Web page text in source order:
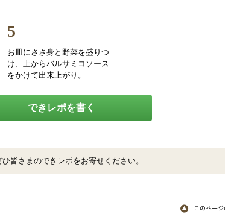
5
お皿にささ身と野菜を盛りつ
け、上からバルサミコソース
をかけて出来上がり。
できレポを書く
皆さまのできレポをお寄せください。